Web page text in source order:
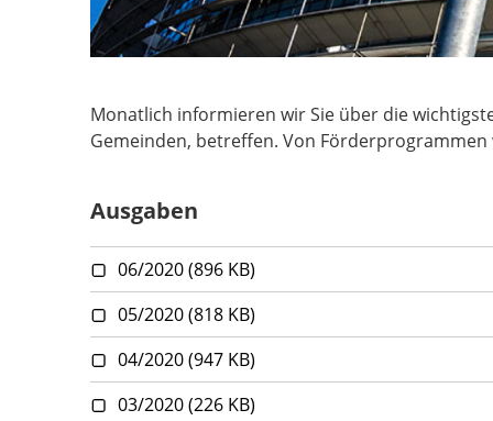
Monatlich informieren wir Sie über die
Gemeinden, betreffen. Von
Ausgaben
06/2020(896 KB)
05/2020(818 KB)
04/2020(947 KB)
03/2020(226 KB)